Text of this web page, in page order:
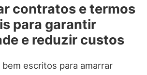
contratos e termos
para garantir
e reduzir custos
escritos para amarrar